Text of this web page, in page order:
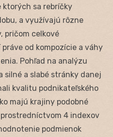
ktorých sa rebríčky
a využívajú rôzne
pričom celkové
od kompozície a váhy
Pohľad na analýzu
a slabé stránky danej
kvalitu podnikateľského
majú krajiny podobné
4 indexov
podmienok